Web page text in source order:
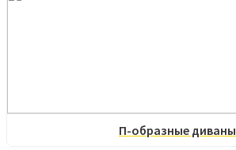
П-образные диваны